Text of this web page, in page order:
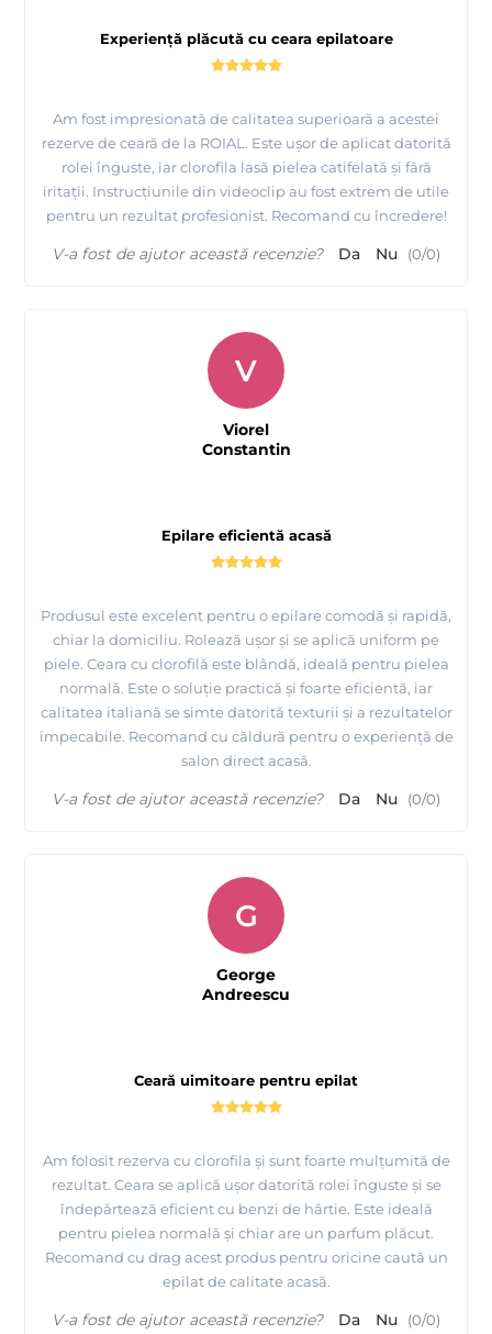
Experiență plăcută cu ceara epilatoare
Am fost impresionată de calitatea superioară a acestei
rezerve de ceară de la ROIAL. Este ușor de aplicat datorită
rolei înguste, iar clorofila lasă pielea catifelată și fără
iritații. Instrucțiunile din videoclip au fost extrem de utile
pentru un rezultat profesionist. Recomand cu încredere!
V-a fost de ajutor această recenzie? Da Nu (0/0)
Epilare eficientă acasă
Produsul este excelent pentru o epilare comodă și rapidă,
chiar la domiciliu. Rolează ușor și se aplică uniform pe
piele. Ceara cu clorofilă este blândă, ideală pentru pielea
normală. Este o soluție practică și foarte eficientă, iar
calitatea italiană se simte datorită texturii și a rezultatelor
impecabile. Recomand cu căldură pentru o experiență de
salon direct acasă.
V
Viorel
Constantin
V-a fost de ajutor această recenzie? Da Nu (0/0)
Ceară uimitoare pentru epilat
Am folosit rezerva cu clorofila și sunt foarte mulțumită de
rezultat. Ceara se aplică ușor datorită rolei înguste și se
îndepărtează eficient cu benzi de hârtie. Este ideală
pentru pielea normală și chiar are un parfum plăcut.
Recomand cu drag acest produs pentru oricine caută un
epilat de calitate acasă.
G
George
Andreescu
V-a fost de ajutor această recenzie? Da Nu (0/0)